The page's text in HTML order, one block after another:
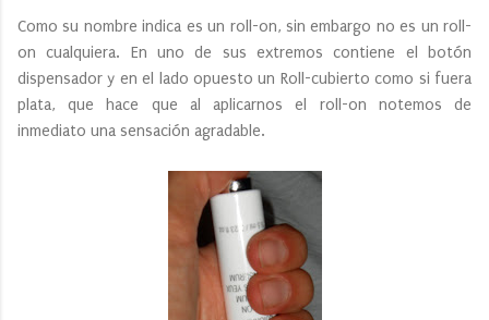
Como su nombre indica es un roll-on, sin embargo no es un roll-
on cualquiera. En uno de sus extremos contiene el botón
dispensador y en el lado opuesto un Roll-cubierto como si fuera
plata, que hace que al aplicarnos el roll-on notemos de
inmediato una sensación agradable.